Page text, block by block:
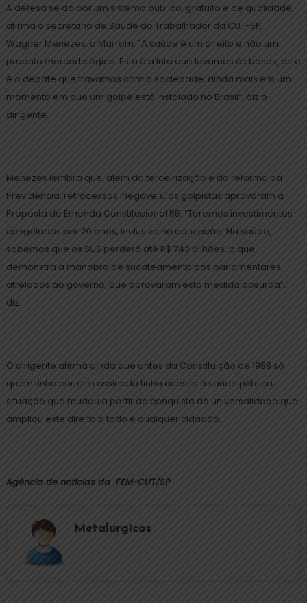
A defesa se dá por um sistema público, gratuito e de qualidade,
afirma o secretário de Saúde do Trabalhador da CUT-SP,
Wagner Menezes, o Marrom. “A saúde é um direito e não um
produto mercadológico. Esta é a luta que levamos às bases, este
é o debate que travamos com a sociedade, ainda mais em um
momento em que um golpe está instalado no Brasil”, diz o
dirigente.
Menezes lembra que, além da terceirização e da reforma da
Previdência, retrocessos inegáveis, os golpistas aprovaram a
Proposta de Emenda Constitucional 55. “Teremos investimentos
congelados por 20 anos, inclusive na educação. Na saúde,
sabemos que os SUS perderá até R$ 743 bilhões, o que
demonstra a manobra de sucateamento dos parlamentares,
atrelados ao governo, que aprovaram esta medida absurda”,
diz.
O dirigente afirma ainda que antes da Constituição de 1988 só
quem tinha carteira assinada tinha acesso à saúde pública,
situação que mudou a partir da conquista da universalidade que
ampliou este direito a todo e qualquer cidadão.
Agência de notícias da FEM-CUT/SP
Metalurgicos